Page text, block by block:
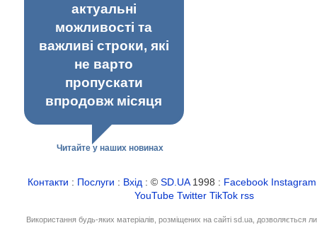
актуальні
можливості та
важливі строки, які
не варто
пропускати
впродовж місяця
Читайте у наших новинах
Контакти : Послуги : Вхід : ©SD.UA1998 : Facebook Instagram
YouTube Twitter TikTok rss
Використання будь-яких матеріалів, розміщених на сайті sd.ua, дозволяється